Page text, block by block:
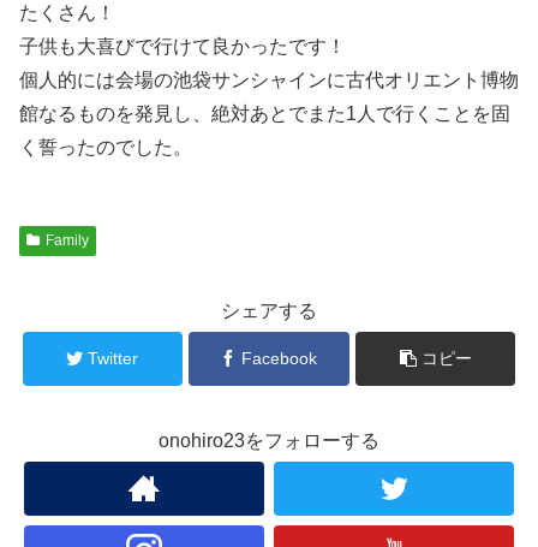
たくさん！
子供も大喜びで行けて良かったです！
個人的には会場の池袋サンシャインに古代オリエント博物
館なるものを発見し、絶対あとでまた1人で行くことを固
く誓ったのでした。
Family
シェアする
Twitter Facebook コピー
onohiro23をフォローする